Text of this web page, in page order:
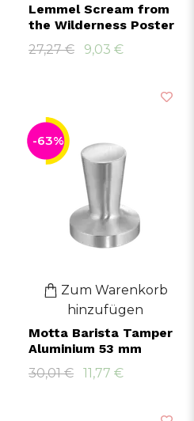
Lemmel Scream from
the Wilderness Poster
27,27 €
9,03 €
-63%
Zum Warenkorb
hinzufügen
Motta Barista Tamper
Aluminium 53 mm
30,01 €
11,77 €